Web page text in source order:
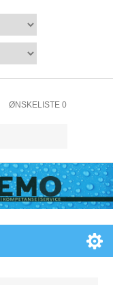
ØNSKELISTE 0